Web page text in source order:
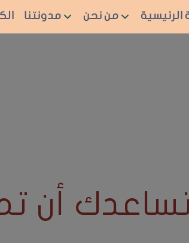
الرئيسية من نحن مدونتنا
أن